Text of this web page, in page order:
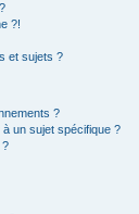
?!
et sujets ?
?
un sujet spécifique ?
?